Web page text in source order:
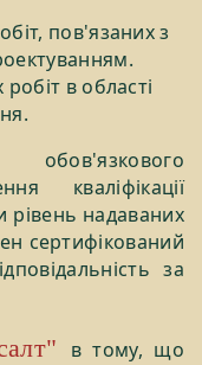
пов'язаних з
в області
кваліфікації
рівень надаваних
сертифікований
за
в тому, що